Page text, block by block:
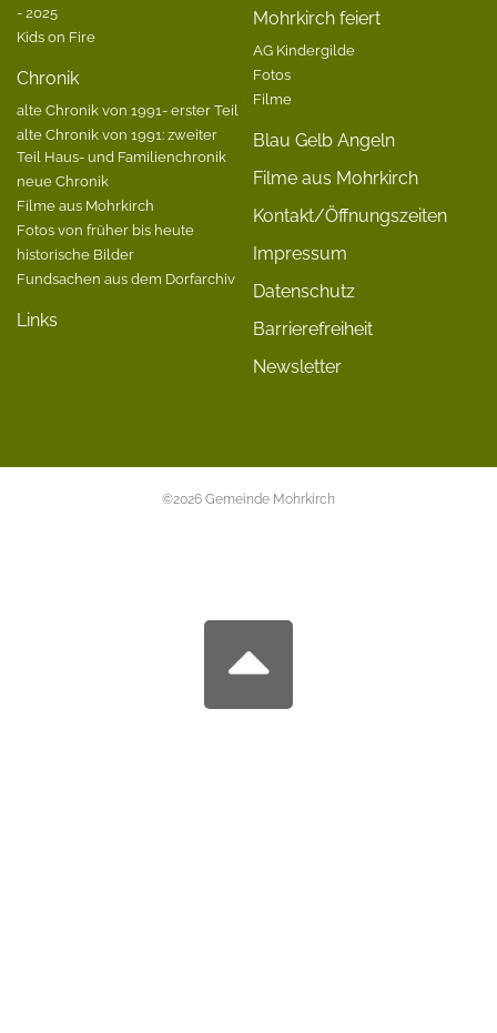
- 2025
Kids on Fire
Chronik
alte Chronik von 1991- erster Teil
alte Chronik von 1991: zweiter
Teil Haus- und Familienchronik
neue Chronik
Filme aus Mohrkirch
Fotos von früher bis heute
historische Bilder
Fundsachen aus dem Dorfarchiv
Links
Mohrkirch feiert
AG Kindergilde
Fotos
Filme
Blau Gelb Angeln
Filme aus Mohrkirch
Kontakt/Öffnungszeiten
Impressum
Datenschutz
Barrierefreiheit
Newsletter
©2026 Gemeinde Mohrkirch